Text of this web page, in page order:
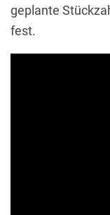
geplante
fest.